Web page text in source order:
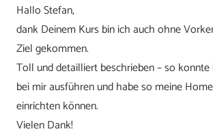
Hallo Stefan,
dank Deinem Kurs bin ich auch ohne
Ziel gekommen.
Toll und detailliert beschrieben – so
bei mir ausführen und habe so meine
einrichten können.
Vielen Dank!